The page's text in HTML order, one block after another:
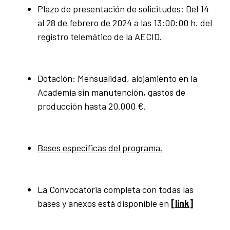
Plazo de presentación de solicitudes: Del 14
al 28 de febrero de 2024 a las 13:00:00 h. del
registro telemático de la AECID.
Dotación: Mensualidad, alojamiento en la
Academia sin manutención, gastos de
producción hasta 20.000 €.
Bases específicas del programa.
La Convocatoria completa con todas las
bases y anexos está disponible en [link]